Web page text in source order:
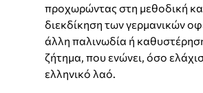
προχωρώντας στη μεθοδική
διεκδίκηση των γερμανικών
άλλη παλινωδία ή
ζήτημα, που ενώνει, όσο
ελληνικό λαό.